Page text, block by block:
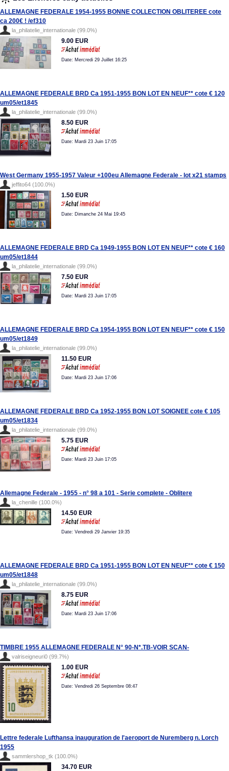
ALLEMAGNE FEDERALE 1954-1955 BONNE COLLECTION OBLITEREE cote
ca 200€ ! /ef310
la_philatelie_internationale (99.0%)
9.00 EUR
Date: Mercredi 29 Juillet 16:25
ALLEMAGNE FEDERALE BRD Ca 1951-1955 BON LOT EN NEUF** cote € 120
um05/et1845
la_philatelie_internationale (99.0%)
8.50 EUR
Date: Mardi 23 Juin 17:05
West Germany 1955-1957 Valeur +100eu Allemagne Federale - lot x21 stamps
jeffito64 (100.0%)
1.50 EUR
Date: Dimanche 24 Mai 19:45
ALLEMAGNE FEDERALE BRD Ca 1949-1955 BON LOT EN NEUF** cote € 160
um05/et1844
la_philatelie_internationale (99.0%)
7.50 EUR
Date: Mardi 23 Juin 17:05
ALLEMAGNE FEDERALE BRD Ca 1954-1955 BON LOT EN NEUF** cote € 150
um05/et1849
la_philatelie_internationale (99.0%)
11.50 EUR
Date: Mardi 23 Juin 17:06
ALLEMAGNE FEDERALE BRD Ca 1952-1955 BON LOT SOIGNEE cote € 105
um05/et1834
la_philatelie_internationale (99.0%)
5.75 EUR
Date: Mardi 23 Juin 17:05
Allemagne Federale - 1955 - n° 98 a 101 - Serie complete - Oblitere
la_chenille (100.0%)
14.50 EUR
Date: Vendredi 29 Janvier 19:35
ALLEMAGNE FEDERALE BRD Ca 1951-1955 BON LOT EN NEUF** cote € 150
um05/et1848
la_philatelie_internationale (99.0%)
8.75 EUR
Date: Mardi 23 Juin 17:06
TIMBRE 1955 ALLEMAGNE FEDERALE N° 90-N*.TB-VOIR SCAN-
valriseigneuri0 (99.7%)
1.00 EUR
Date: Vendredi 26 Septembre 08:47
Lettre federale Lufthansa inauguration de l'aeroport de Nuremberg n. Lorch
1955
sammlershop_tk (100.0%)
34.70 EUR